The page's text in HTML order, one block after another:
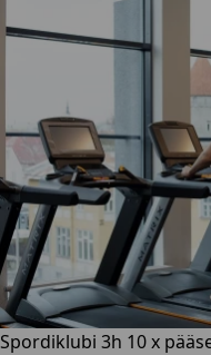
Spordiklubi 3h 10 x